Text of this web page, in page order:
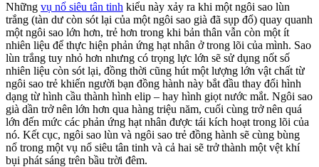
Những vụ nổ siêu tân tinh kiểu này xảy ra khi một ngôi sao lùn
trắng (tàn dư còn sót lại của một ngôi sao già đã sụp đổ) quay quanh
một ngôi sao lớn hơn, trẻ hơn trong khi bản thân vẫn còn một ít
nhiên liệu để thực hiện phản ứng hạt nhân ở trong lõi của mình. Sao
lùn trắng tuy nhỏ hơn nhưng có trọng lực lớn sẽ sử dụng nốt số
nhiên liệu còn sót lại, đồng thời cũng hút một lượng lớn vật chất từ
ngôi sao trẻ khiến người bạn đồng hành này bắt đầu thay đổi hình
dạng từ hình cầu thành hình elip – hay hình giọt nước mắt. Ngôi sao
già dần trở nên lớn hơn qua hàng triệu năm, cuối cùng trở nên quá
lớn đến mức các phản ứng hạt nhân được tái kích hoạt trong lõi của
nó. Kết cục, ngôi sao lùn và ngôi sao trẻ đồng hành sẽ cùng bùng
nổ trong một vụ nổ siêu tân tinh và cả hai sẽ trở thành một vệt khí
bụi phát sáng trên bầu trời đêm.